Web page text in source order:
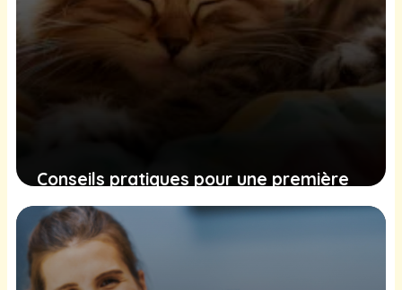
Conseils pratiques pour une première
nuit apaisée avec votre nouveau chat à
la maison
24 novembre 2024